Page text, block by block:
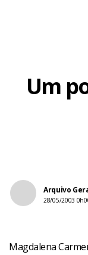
Um
Arquivo
28/05/2003
Magdalena